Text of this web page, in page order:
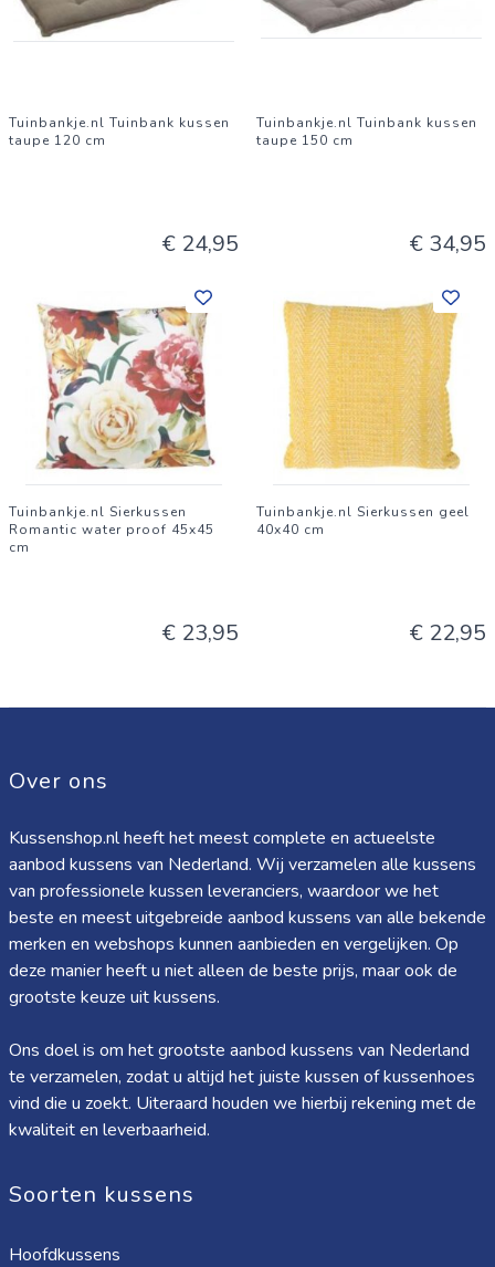
Tuinbankje.nl Tuinbank kussen
taupe 120 cm
€ 24,95
Tuinbankje.nl Tuinbank kussen
taupe 150 cm
€ 34,95
Tuinbankje.nl Sierkussen
Romantic water proof 45x45
cm
€ 23,95
Tuinbankje.nl Sierkussen geel
40x40 cm
€ 22,95
Over ons
Kussenshop.nl heeft het meest complete en actueelste
aanbod kussens van Nederland. Wij verzamelen alle kussens
van professionele kussen leveranciers, waardoor we het
beste en meest uitgebreide aanbod kussens van alle bekende
merken en webshops kunnen aanbieden en vergelijken. Op
deze manier heeft u niet alleen de beste prijs, maar ook de
grootste keuze uit kussens.
Ons doel is om het grootste aanbod kussens van Nederland
te verzamelen, zodat u altijd het juiste kussen of kussenhoes
vind die u zoekt. Uiteraard houden we hierbij rekening met de
kwaliteit en leverbaarheid.
Soorten kussens
Hoofdkussens